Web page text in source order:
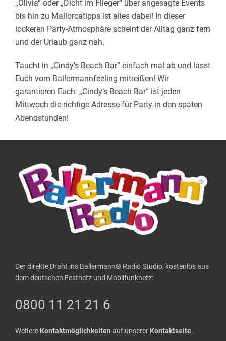
„Olivia“ oder „Dicht im Flieger“ über angesagte Events
bis hin zu Mallorcatipps ist alles dabei! In dieser
lockeren Party-Atmosphäre scheint der Alltag ganz fern
und der Urlaub ganz nah.
Taucht in „Cindy’s Beach Bar“ einfach mal ab und lasst
Euch vom Ballermannfeeling mitreißen! Wir
garantieren Euch: „Cindy’s Beach Bar“ ist jeden
Mittwoch die richtige Adresse für Party in den späten
Abendstunden!
Der direkte Draht ins Ballermann® Radio Studio, kostenlos aus
dem deutschen Festnetz und Mobilfunknetz:
0800 11 21 21 6
Weitere Kontaktmöglichkeiten auf unserer Kontaktseite.